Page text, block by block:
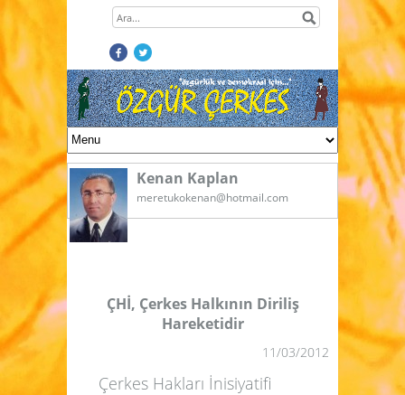
Kenan Kaplan
meretukokenan@hotmail.com
ÇHİ, Çerkes Halkının Diriliş
Hareketidir
11/03/2012
Çerkes Hakları İnisiyatifi